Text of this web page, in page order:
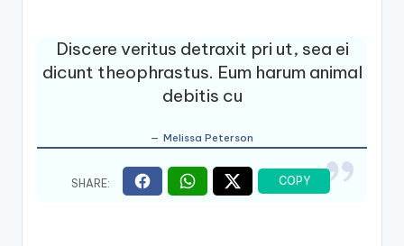
Discere veritus detraxit pri ut, sea ei
dicunt theophrastus. Eum harum animal
debitis cu
Melissa Peterson